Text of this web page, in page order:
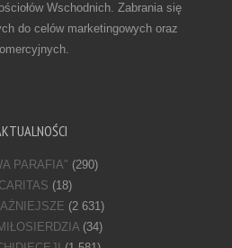
Wschodnich. Zabrania się
do celów marketingowych oraz
PARAFIA" (290)
CARITAS (18)
(2 631)
(34)